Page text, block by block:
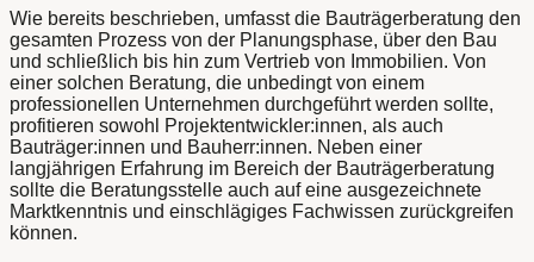
Wie bereits beschrieben, umfasst die Bauträgerberatung den
gesamten Prozess von der Planungsphase, über den Bau
und schließlich bis hin zum Vertrieb von Immobilien. Von
einer solchen Beratung, die unbedingt von einem
professionellen Unternehmen durchgeführt werden sollte,
profitieren sowohl Projektentwickler:innen, als auch
Bauträger:innen und Bauherr:innen. Neben einer
langjährigen Erfahrung im Bereich der Bauträgerberatung
sollte die Beratungsstelle auch auf eine ausgezeichnete
Marktkenntnis und einschlägiges Fachwissen zurückgreifen
können.